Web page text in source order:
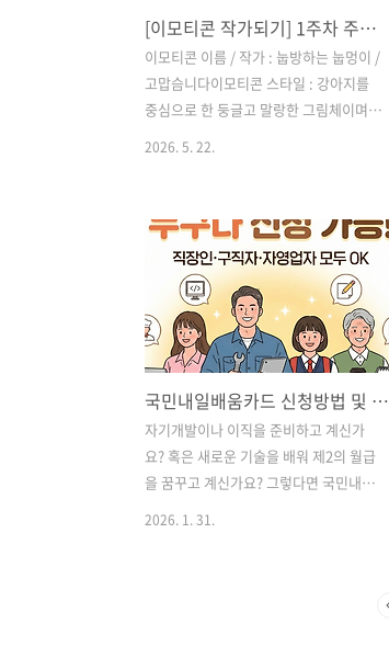
님들이 이런 고민을 합니다. “인강은 듣는
데 성적이 잘 오르지 않는 것 같아요.”“강
의를 듣고 나면 다 안다고 하는데 문제를
풀면 틀려요.”“영어, 수학을 혼자 하게 두
[이모티콘 작가되기] 1주차 주간미션 탈잉 김나무 강의
이모티콘 이름 / 작가 : 눕방하는 눕멍이 /
고맙슴니다이모티콘 스타일 : 강아지를
중심으로 한 둥글고 말랑한 그림체이며,
크지 않아도 몸짓으로 감정을 전달함.인
기요소 : “눕방”, “휴식”, “귀찮음”처럼
일상에서 자주 쓰는 감정을 귀엽게 표현
해 공감도가 높음. 이모티콘 이름 / 작가 :
DA람쥐 일상편 / 그모이모티콘 스타일 :
작은 다람쥐 캐릭터를 활용한 캐주얼한
일상형 이모티콘.주요 캐릭터의 특징 : 짧
은 팔다리와 동그란 얼굴, 과장된 표정으
로 기쁨·당황·피곤함 등을 표현함.인기
요소 : 일상 대화에 바로 넣기 좋은 반응형
표현이 많고, 작고 빠릿한 동물 캐릭터라
2026. 5. 22.
국민내일배움카드 신청방법 및 자격 요약 (최대 500만원 + 훈련장려금 받는 법)
자기개발이나 이직을 준비하고 계신가
요? 혹은 새로운 기술을 배워 제2의 월급
을 꿈꾸고 계신가요? 그렇다면 국민내일
2026. 1. 31.